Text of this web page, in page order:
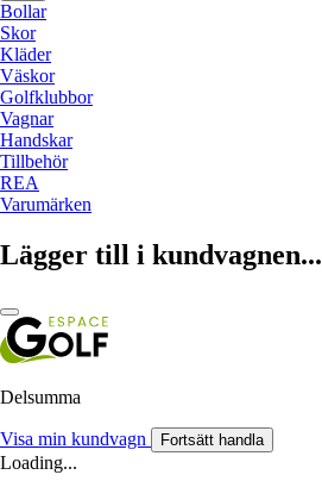
Bollar
Skor
Kläder
Väskor
Golfklubbor
Vagnar
Handskar
Tillbehör
REA
Varumärken
Lägger till i kundvagnen...
Delsumma
Visa min kundvagn Fortsätt handla
Loading...